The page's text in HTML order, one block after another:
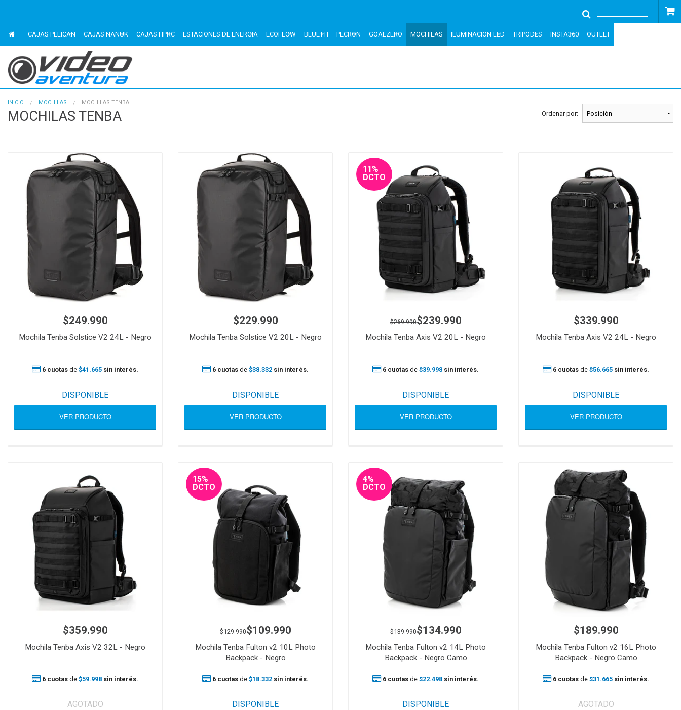
CAJAS PELICAN CAJAS NANUK CAJAS HPRC ESTACIONES DE ENERGIA ECOFLOW BLUETTI PECRON GOALZERO MOCHILAS ILUMINACION LED TRIPODES INSTA360 OUTLET
INICIO MOCHILAS MOCHILAS TENBA
MOCHILAS TENBA Ordenar por:
$249.990
Mochila Tenba Solstice V2 24L - Negro
6 cuotas de $41.665 sin interés.
DISPONIBLE
VER PRODUCTO
$229.990
Mochila Tenba Solstice V2 20L - Negro
6 cuotas de $38.332 sin interés.
DISPONIBLE
VER PRODUCTO
11%
DCTO
$269.990$239.990
Mochila Tenba Axis V2 20L - Negro
6 cuotas de $39.998 sin interés.
DISPONIBLE
VER PRODUCTO
$339.990
Mochila Tenba Axis V2 24L - Negro
6 cuotas de $56.665 sin interés.
DISPONIBLE
VER PRODUCTO
$359.990
Mochila Tenba Axis V2 32L - Negro
6 cuotas de $59.998 sin interés.
AGOTADO
15%
DCTO
$129.990$109.990
Mochila Tenba Fulton v2 10L Photo
Backpack - Negro
6 cuotas de $18.332 sin interés.
DISPONIBLE
4%
DCTO
$139.990$134.990
Mochila Tenba Fulton v2 14L Photo
Backpack - Negro Camo
6 cuotas de $22.498 sin interés.
DISPONIBLE
$189.990
Mochila Tenba Fulton v2 16L Photo
Backpack - Negro Camo
6 cuotas de $31.665 sin interés.
AGOTADO